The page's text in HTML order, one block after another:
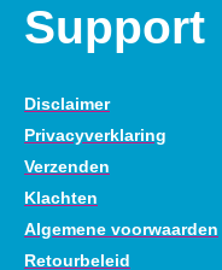
Support
Disclaimer
Privacyverklaring
Verzenden
Klachten
Algemene voorwaarden
Retourbeleid